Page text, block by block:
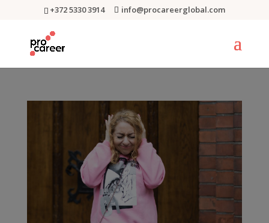
+372 5330 3914 info@procareerglobal.com